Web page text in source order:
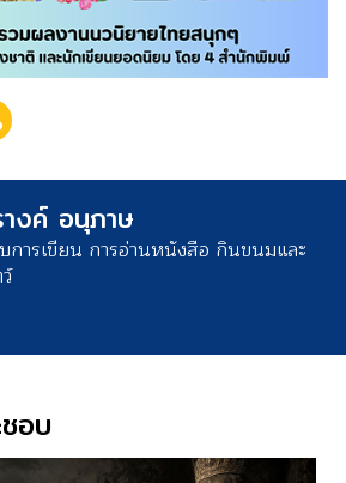
งค์ อนุภาษ
การเขียน การอ่านหนังสือ กินขนมและ
อบ